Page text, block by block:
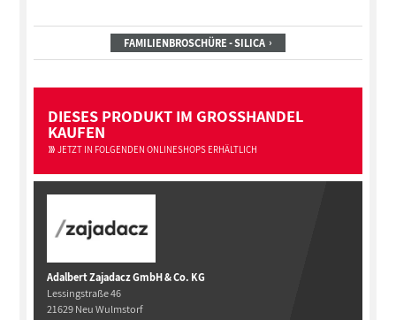
FAMILIENBROSCHÜRE - SILICA
DIESES PRODUKT IM GROSSHANDEL
KAUFEN
JETZT IN FOLGENDEN ONLINESHOPS ERHÄLTLICH
Adalbert Zajadacz GmbH & Co. KG
Lessingstraße 46
21629 Neu Wulmstorf